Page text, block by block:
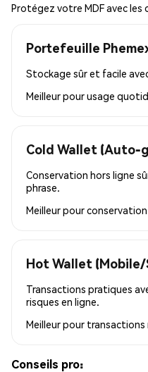
Protégez votre MDF avec les
Portefeuille
Stockage sûr et facile
Meilleur pourusage
Cold Wallet (Auto-
Conservation hors ligne
phrase.
Meilleur pour
Hot Wallet
Transactions pratiques
risques en ligne.
Meilleur pour transactions
Conseils pro: